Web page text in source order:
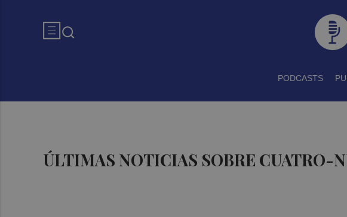
PODCASTS
ÚLTIMAS NOTICIAS SOBRE CUATRO-